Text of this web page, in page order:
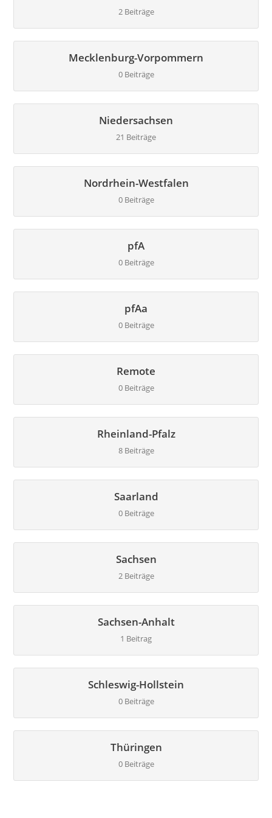
2 Beiträge
Mecklenburg-Vorpommern
0 Beiträge
Niedersachsen
21 Beiträge
Nordrhein-Westfalen
0 Beiträge
pfA
0 Beiträge
pfAa
0 Beiträge
Remote
0 Beiträge
Rheinland-Pfalz
8 Beiträge
Saarland
0 Beiträge
Sachsen
2 Beiträge
Sachsen-Anhalt
1 Beitrag
Schleswig-Hollstein
0 Beiträge
Thüringen
0 Beiträge